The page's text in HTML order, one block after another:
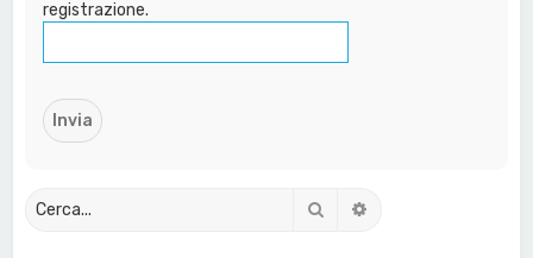
registrazione.
Cerca